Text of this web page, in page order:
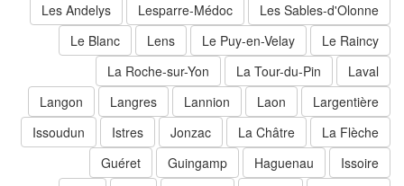
Les Sables-d'Olonne
Lesparre-Médoc
Les Andelys
Le Raincy
Le Puy-en-Velay
Lens
Le Blanc
Laval
La Tour-du-Pin
La Roche-sur-Yon
Largentière
Laon
Lannion
Langres
Langon
La Flèche
La Châtre
Jonzac
Istres
Issoudun
Issoire
Haguenau
Guingamp
Guéret